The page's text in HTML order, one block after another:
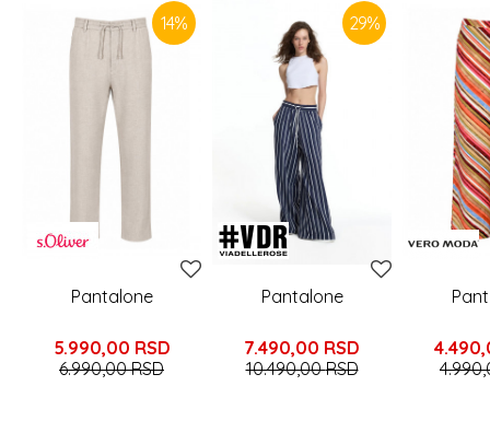
14%
Pantalone
5.990,00 RSD
6.990,00RSD
29%
Pantalone
7.490,00 RSD
10.490,00RSD